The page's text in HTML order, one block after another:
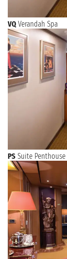
VQ Verandah Spa
PS Suite Penthouse